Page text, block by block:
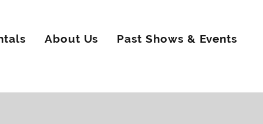
About Us Past Shows & Events